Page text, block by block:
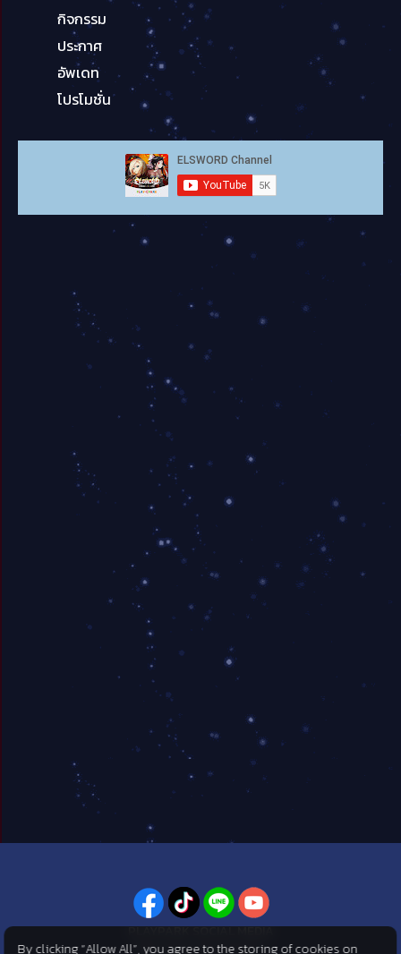
กิจกรรม
ประกาศ
อัพเดท
โปรโมชั่น
PLAYPARK SOCIAL MEDIA
ไม่พลาดทุกข่าวสารจาก PlayPark
By clicking “Allow All”, you agree to the storing of cookies on